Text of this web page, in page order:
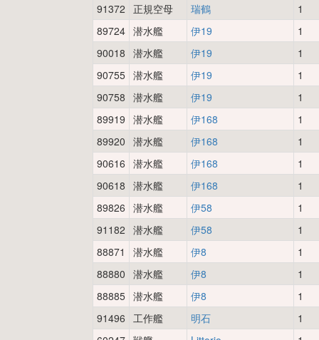
91372
正規空母 瑞鶴
1
89724 潜水艦 伊19
1
90018 潜水艦 伊19
1
90755 潜水艦 伊19
1
90758 潜水艦 伊19
1
89919 潜水艦 伊168
1
89920 潜水艦 伊168
1
90616 潜水艦 伊168
1
90618 潜水艦 伊168
1
89826 潜水艦 伊58
1
91182 潜水艦 伊58
1
88871
潜水艦 伊8
1
88880 潜水艦 伊8
1
88885 潜水艦 伊8
1
91496 工作艦 明石
1